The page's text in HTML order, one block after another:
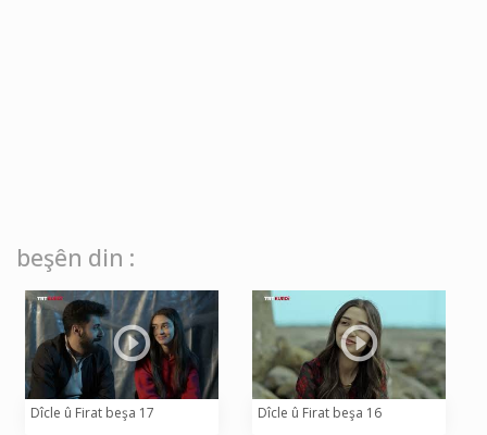
beşên din :
Dîcle û Firat beşa 17 Dîcle û Firat beşa 16